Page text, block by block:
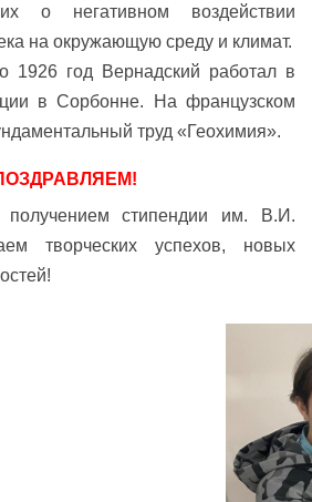
о негативном воздействии
на окружающую среду и климат.
1926 год Вернадский работал в
в Сорбонне. На французском
труд «Геохимия».
стипендии им. В.И.
творческих успехов, новых